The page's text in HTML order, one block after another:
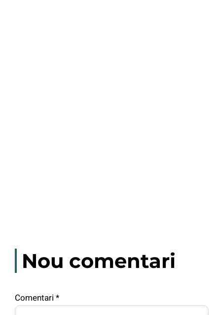
Nou comentari
Comentari *